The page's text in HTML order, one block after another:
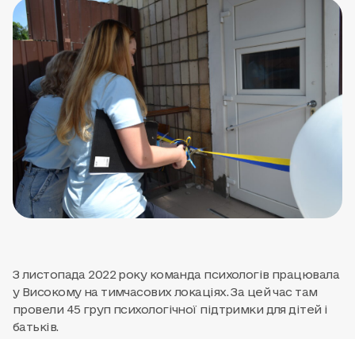
З листопада 2022 року команда психологів працювала
у Високому на тимчасових локаціях. За цей час там
провели 45 груп психологічної підтримки для дітей і
батьків.